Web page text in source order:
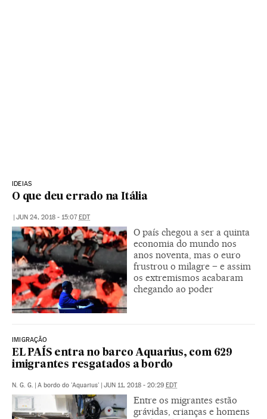
IDEIAS
O que deu errado na Itália
| JUN 24, 2018 - 15:07EDT
O país chegou a ser a quinta
economia do mundo nos
anos noventa, mas o euro
frustrou o milagre – e assim
os extremismos acabaram
chegando ao poder
IMIGRAÇÃO
EL PAÍS entra no barco Aquarius, com 629
imigrantes resgatados a bordo
N. G. G. | A bordo do 'Aquarius' | JUN 11, 2018 - 20:29 EDT
Entre os migrantes estão
grávidas, crianças e homens